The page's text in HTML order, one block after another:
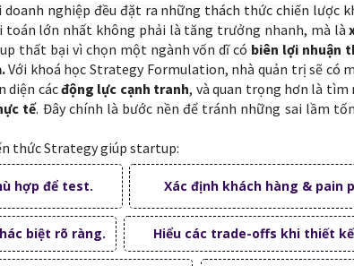
nghiệp đều đặt ra những thách thức chiến lược
toán lớn nhất không phải là tăng trưởng nhanh, mà là
thất bại vì chọn một ngành vốn dĩ có biên lợi nhuận
Với khoá học Strategy Formulation, nhà quản trị sẽ có
diện cácđộng lực cạnh tranh, và quan trọng hơn là tìm
tế. Đây chính là bước nền để tránh những sai lầm
thức Strategy giúp startup:
hợp để test.
Hiểu các trade-offs khi thiết
Xác định khách hàng & pain
biệt rõ ràng.